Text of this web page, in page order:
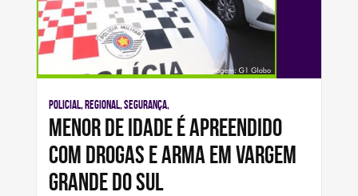
Policial, Regional, Segurança,
Menor de idade é apreendido
com drogas e arma em Vargem
Grande do Sul